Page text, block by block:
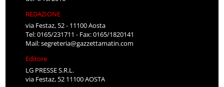
REDAZIONE
via Festaz, 52 - 11100 Aosta
Tel: 0165/231711 - Fax: 0165/1820141
Mail:segreteria@gazzettamatin.com
Editore
LG PRESSE S.R.L.
via Festaz, 52 11100 AOSTA